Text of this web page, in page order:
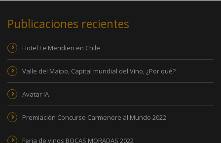
Publicaciones recientes
Hotel Le Meridien en Chile
Valle del Maipo, Capital mundial del Vino, ¿Por qué?
Avatar IA
Premiación Concurso Carmenere al Mundo 2022
Feria de vinos BOCAS MORADAS 2022